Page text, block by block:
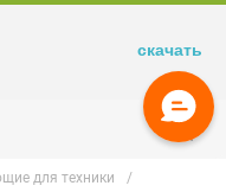
для техники
скачать